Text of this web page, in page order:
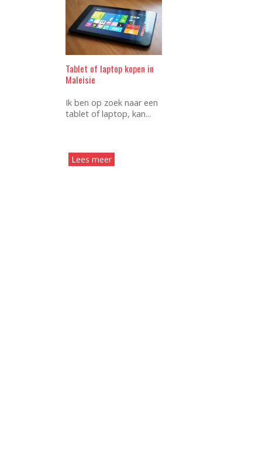
Tablet of laptop kopen in
Maleisie
Ik ben op zoek naar een
tablet of laptop, kan...
Lees meer